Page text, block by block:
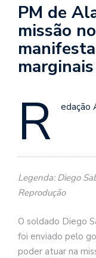
PM de
missão
marginais
R edação
Legenda: Diego
Reprodução
O soldado Diego
foi enviado pelo
poder atuar na